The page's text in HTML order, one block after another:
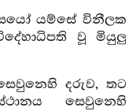
යම්සේ විනීලක
වූ මියුලු
දරුව, තට
සෙවුනෙහි